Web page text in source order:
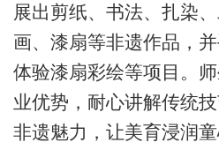
展出剪纸、书法、扎染
画、漆扇等非遗作品，
体验漆扇彩绘等项目。
业优势，耐心讲解传统
非遗魅力，让美育浸润